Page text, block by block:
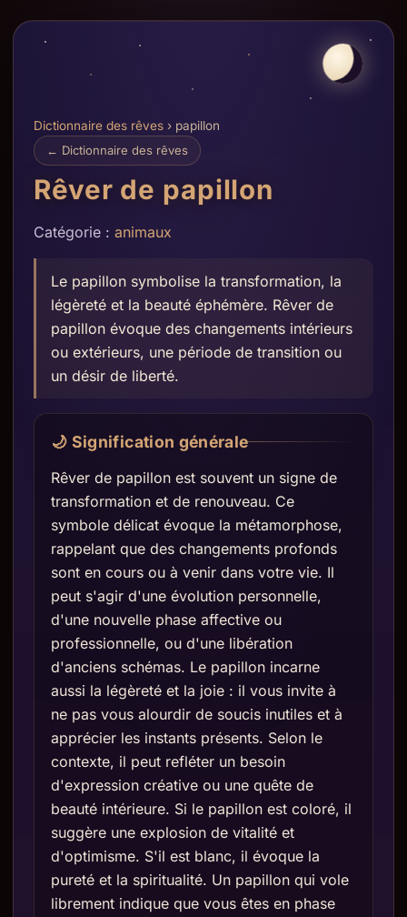
Dictionnaire des rêves › papillon
← Dictionnaire des rêves
Rêver de papillon
Catégorie : animaux
Le papillon symbolise la transformation, la
légèreté et la beauté éphémère. Rêver de
papillon évoque des changements intérieurs
ou extérieurs, une période de transition ou
un désir de liberté.
🌙 Signification générale
Rêver de papillon est souvent un signe de
transformation et de renouveau. Ce
symbole délicat évoque la métamorphose,
rappelant que des changements profonds
sont en cours ou à venir dans votre vie. Il
peut s'agir d'une évolution personnelle,
d'une nouvelle phase affective ou
professionnelle, ou d'une libération
d'anciens schémas. Le papillon incarne
aussi la légèreté et la joie : il vous invite à
ne pas vous alourdir de soucis inutiles et à
apprécier les instants présents. Selon le
contexte, il peut refléter un besoin
d'expression créative ou une quête de
beauté intérieure. Si le papillon est coloré, il
suggère une explosion de vitalité et
d'optimisme. S'il est blanc, il évoque la
pureté et la spiritualité. Un papillon qui vole
librement indique que vous êtes en phase